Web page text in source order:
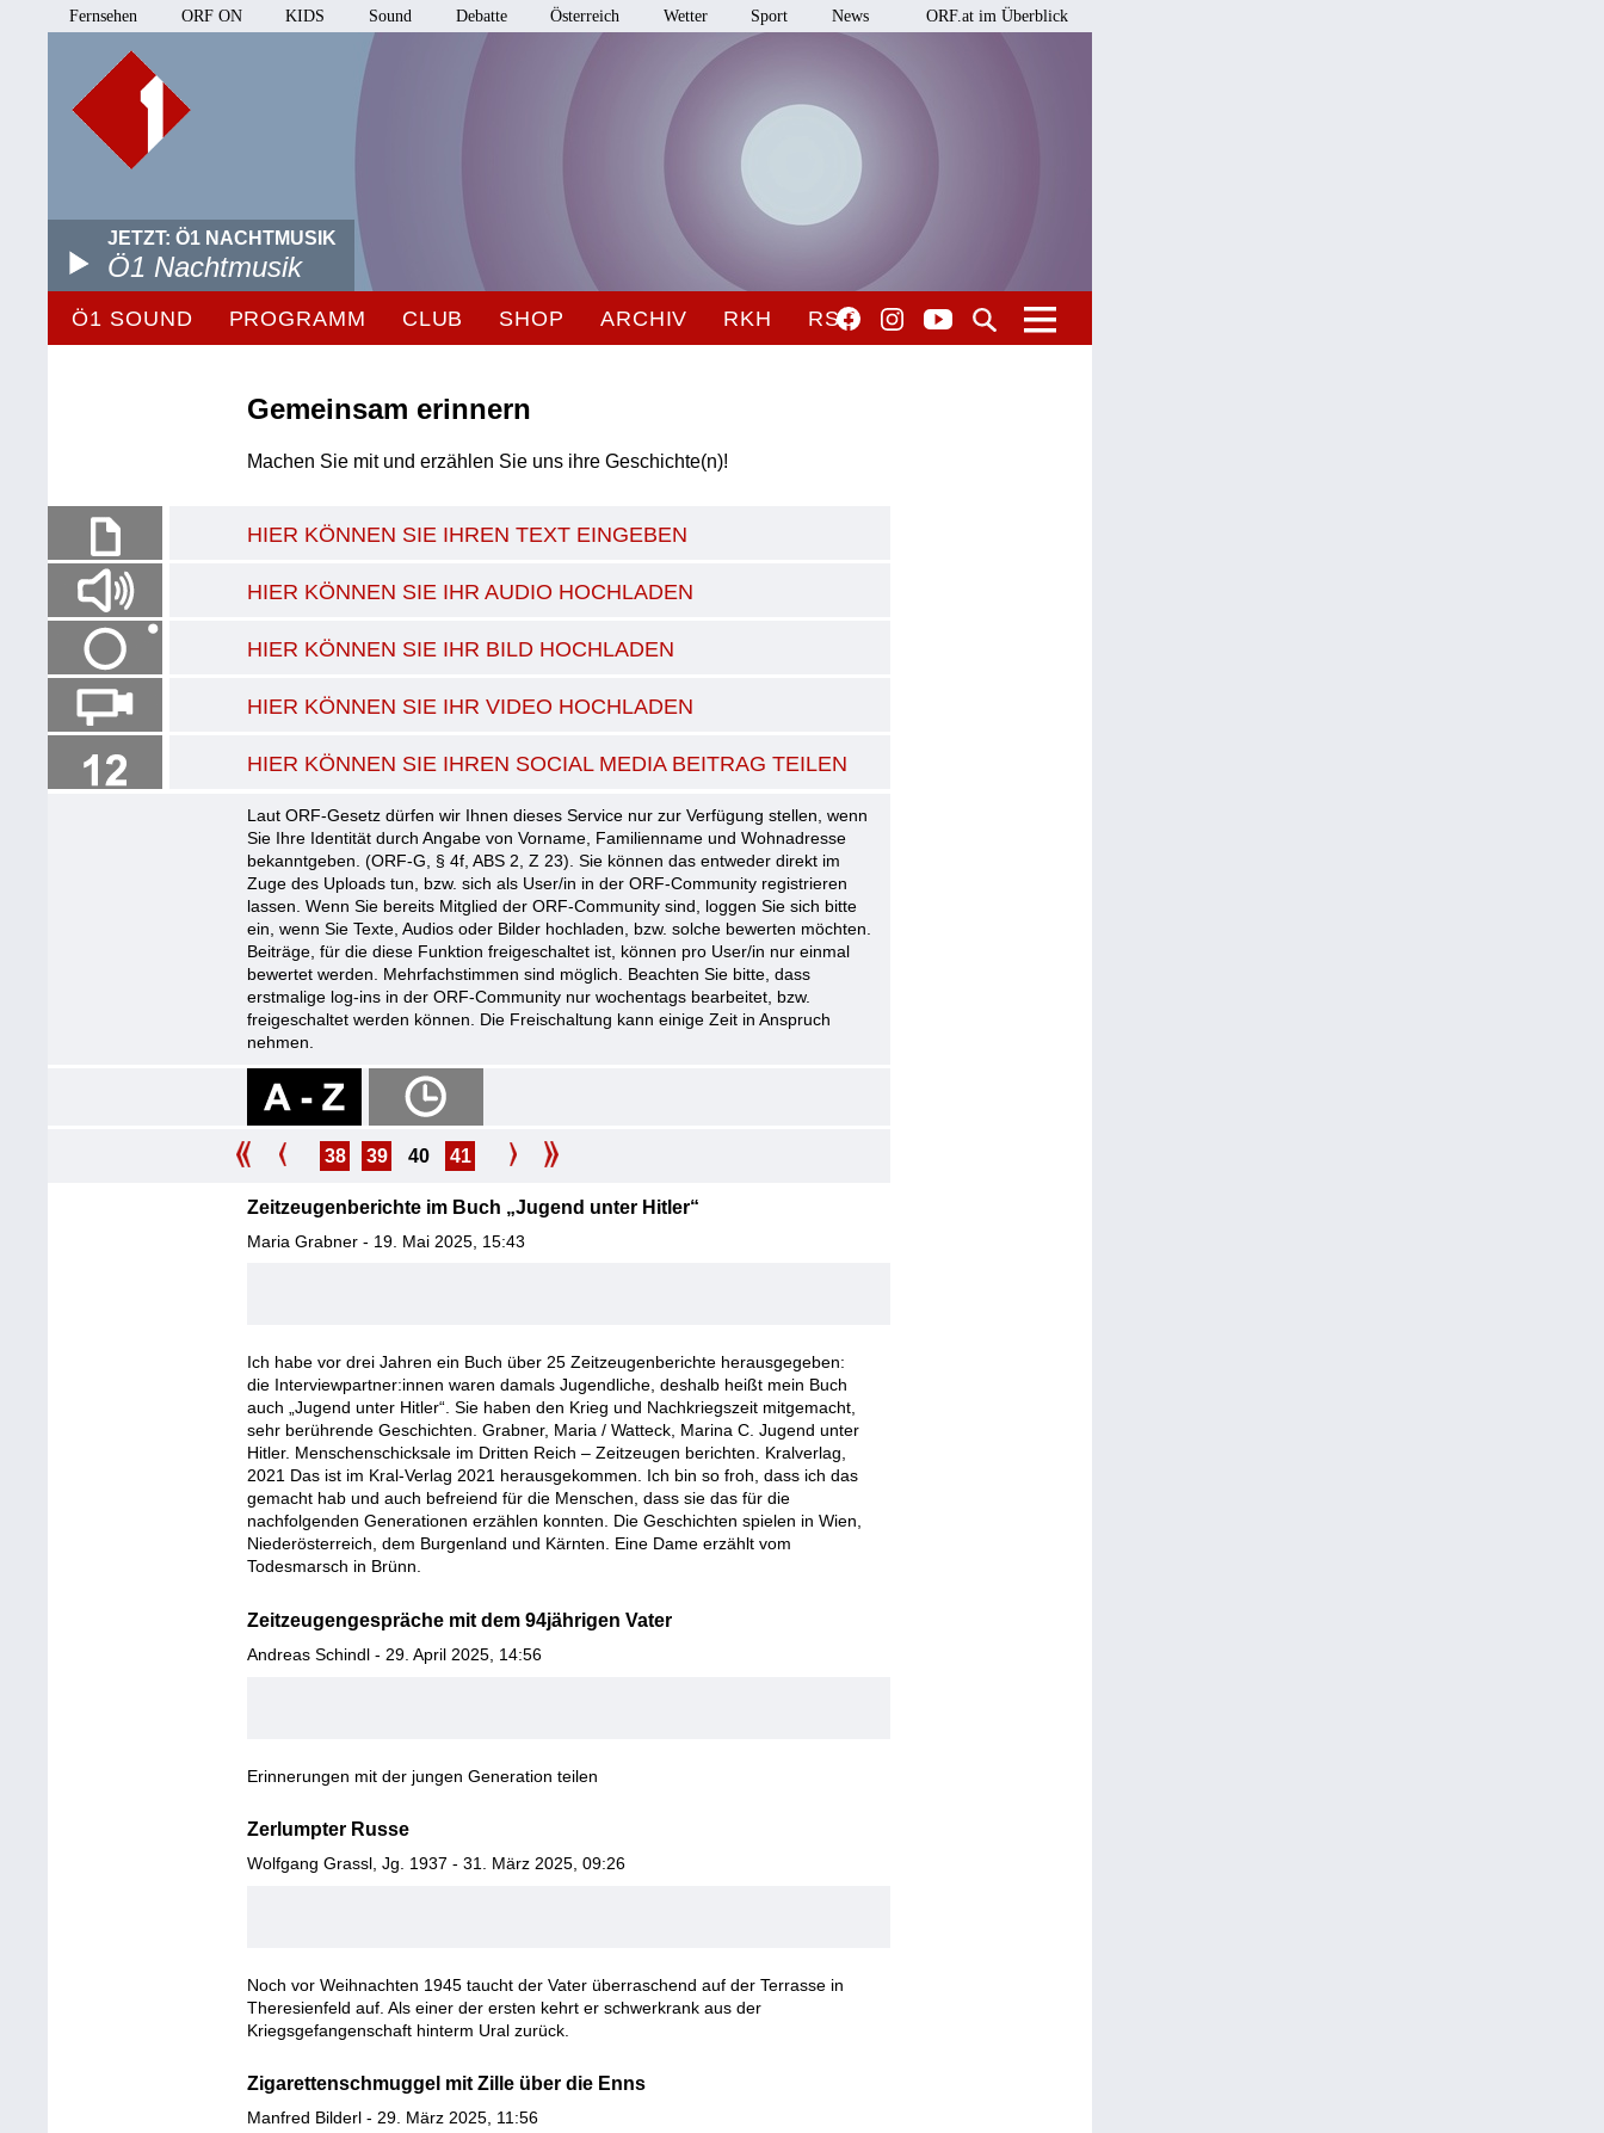
Fernsehen ORF ON KIDS Sound Debatte Österreich Wetter Sport News ORF.at im Überblick
JETZT: Ö1 NACHTMUSIK
Ö1 Nachtmusik
Ö1 SOUND PROGRAMM CLUB SHOP ARCHIV RKH RSO
Gemeinsam erinnern
Machen Sie mit und erzählen Sie uns ihre Geschichte(n)!
HIER KÖNNEN SIE IHREN TEXT EINGEBEN
HIER KÖNNEN SIE IHR AUDIO HOCHLADEN
HIER KÖNNEN SIE IHR BILD HOCHLADEN
HIER KÖNNEN SIE IHR VIDEO HOCHLADEN
HIER KÖNNEN SIE IHREN SOCIAL MEDIA BEITRAG TEILEN
Laut ORF-Gesetz dürfen wir Ihnen dieses Service nur zur Verfügung stellen, wenn
Sie Ihre Identität durch Angabe von Vorname, Familienname und Wohnadresse
bekanntgeben. (ORF-G, § 4f, ABS 2, Z 23). Sie können das entweder direkt im
Zuge des Uploads tun, bzw. sich als User/in in der ORF-Community registrieren
lassen. Wenn Sie bereits Mitglied der ORF-Community sind, loggen Sie sich bitte
ein, wenn Sie Texte, Audios oder Bilder hochladen, bzw. solche bewerten möchten.
Beiträge, für die diese Funktion freigeschaltet ist, können pro User/in nur einmal
bewertet werden. Mehrfachstimmen sind möglich. Beachten Sie bitte, dass
erstmalige log-ins in der ORF-Community nur wochentags bearbeitet, bzw.
freigeschaltet werden können. Die Freischaltung kann einige Zeit in Anspruch
nehmen.
38 39 40 41
Zeitzeugenberichte im Buch „Jugend unter Hitler“
Maria Grabner - 19. Mai 2025, 15:43
Ich habe vor drei Jahren ein Buch über 25 Zeitzeugenberichte herausgegeben:
die Interviewpartner:innen waren damals Jugendliche, deshalb heißt mein Buch
auch „Jugend unter Hitler“. Sie haben den Krieg und Nachkriegszeit mitgemacht,
sehr berührende Geschichten. Grabner, Maria / Watteck, Marina C. Jugend unter
Hitler. Menschenschicksale im Dritten Reich – Zeitzeugen berichten. Kralverlag,
2021 Das ist im Kral-Verlag 2021 herausgekommen. Ich bin so froh, dass ich das
gemacht hab und auch befreiend für die Menschen, dass sie das für die
nachfolgenden Generationen erzählen konnten. Die Geschichten spielen in Wien,
Niederösterreich, dem Burgenland und Kärnten. Eine Dame erzählt vom
Todesmarsch in Brünn.
Zeitzeugengespräche mit dem 94jährigen Vater
Andreas Schindl - 29. April 2025, 14:56
Erinnerungen mit der jungen Generation teilen
Zerlumpter Russe
Wolfgang Grassl, Jg. 1937 - 31. März 2025, 09:26
Noch vor Weihnachten 1945 taucht der Vater überraschend auf der Terrasse in
Theresienfeld auf. Als einer der ersten kehrt er schwerkrank aus der
Kriegsgefangenschaft hinterm Ural zurück.
Zigarettenschmuggel mit Zille über die Enns
Manfred Bilderl - 29. März 2025, 11:56